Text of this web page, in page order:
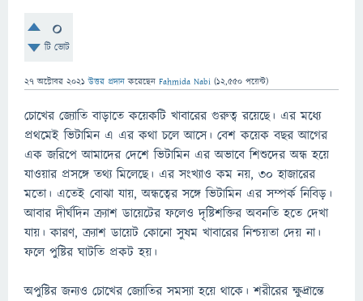
0
টি ভোট
27 অক্টোবর 2021 উত্তর প্রদান করেছেন Fahmida Nabi (12,550 পয়েন্ট)
চোখের জ্যোতি বাড়াতে কয়েকটি খাবারের গুরুত্ব রয়েছে। এর মধ্যে
প্রথমেই ভিটামিন এ এর কথা চলে আসে। বেশ কয়েক বছর আগের
এক জরিপে আমাদের দেশে ভিটামিন এর অভাবে শিশুদের অন্ধ হয়ে
যাওয়ার প্রসঙ্গে তথ্য মিলেছে। এর সংখ্যাও কম নয়, ৩০ হাজারের
মতো। এতেই বোঝা যায়, অন্ধত্বের সঙ্গে ভিটামিন এর সম্পর্ক নিবিড়।
আবার দীর্ঘদিন ক্র্যাশ ডায়েটের ফলেও দৃষ্টিশক্তির অবনতি হতে দেখা
যায়। কারণ, ক্র্যাশ ডায়েট কোনো সুষম খাবারের নিশ্চয়তা দেয় না।
ফলে পুষ্টির ঘাটতি প্রকট হয়।
অপুষ্টির জন্যও চোখের জ্যোতির সমস্যা হয়ে থাকে। শরীরের ক্ষুদ্রান্তে